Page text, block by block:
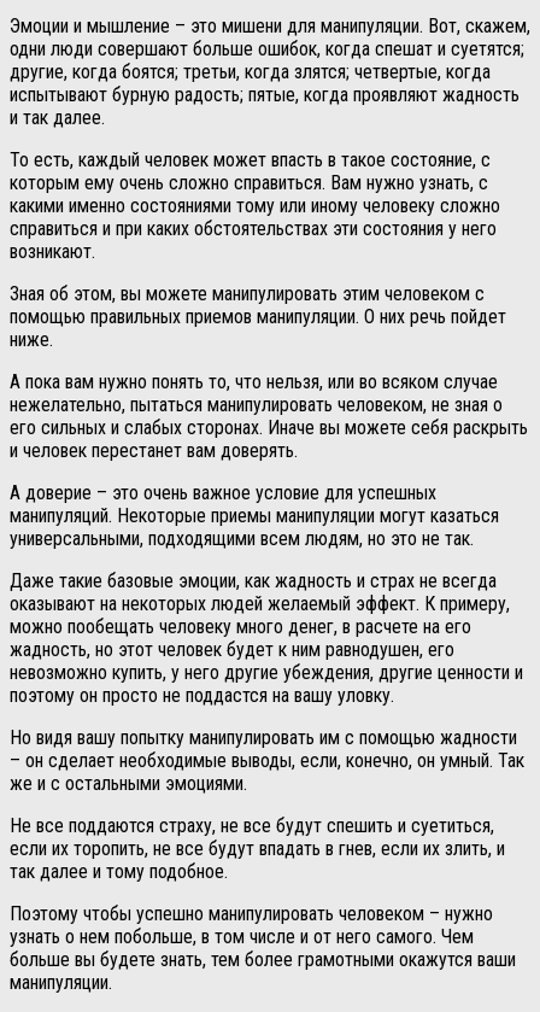
Эмоции и мышление – это мишени для манипуляции. Вот, скажем,
одни люди совершают больше ошибок, когда спешат и суетятся;
другие, когда боятся; третьи, когда злятся; четвертые, когда
испытывают бурную радость; пятые, когда проявляют жадность
и так далее.
То есть, каждый человек может впасть в такое состояние, с
которым ему очень сложно справиться. Вам нужно узнать, с
какими именно состояниями тому или иному человеку сложно
справиться и при каких обстоятельствах эти состояния у него
возникают.
Зная об этом, вы можете манипулировать этим человеком с
помощью правильных приемов манипуляции. О них речь пойдет
ниже.
А пока вам нужно понять то, что нельзя, или во всяком случае
нежелательно, пытаться манипулировать человеком, не зная о
его сильных и слабых сторонах. Иначе вы можете себя раскрыть
и человек перестанет вам доверять.
А доверие – это очень важное условие для успешных
манипуляций. Некоторые приемы манипуляции могут казаться
универсальными, подходящими всем людям, но это не так.
Даже такие базовые эмоции, как жадность и страх не всегда
оказывают на некоторых людей желаемый эффект. К примеру,
можно пообещать человеку много денег, в расчете на его
жадность, но этот человек будет к ним равнодушен, его
невозможно купить, у него другие убеждения, другие ценности и
поэтому он просто не поддастся на вашу уловку.
Но видя вашу попытку манипулировать им с помощью жадности
– он сделает необходимые выводы, если, конечно, он умный. Так
же и с остальными эмоциями.
Не все поддаются страху, не все будут спешить и суетиться,
если их торопить, не все будут впадать в гнев, если их злить, и
так далее и тому подобное.
Поэтому чтобы успешно манипулировать человеком – нужно
узнать о нем побольше, в том числе и от него самого. Чем
больше вы будете знать, тем более грамотными окажутся ваши
манипуляции.